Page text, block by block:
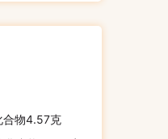
合物4.57克